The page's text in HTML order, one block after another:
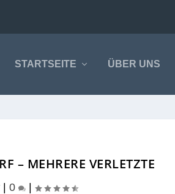
STARTSEITE ÜBER UNS
– MEHRERE VERLETZTE
| 0 |